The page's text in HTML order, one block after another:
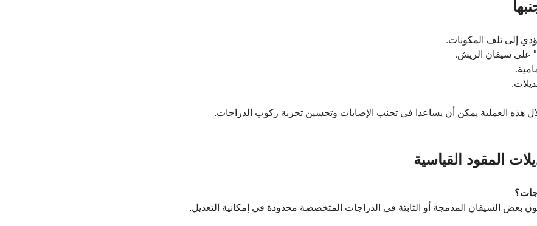
إلى تلف المكونات.
على سيقان الريش.
خلال هذه العملية يمكن أن يساعدا في تجنب الإصابات وتحسين تجربة ركوب الدراجات.
المقود القياسية
بعض السيقان المدمجة أو الثابتة في الدراجات المتخصصة محدودة في إمكانية التعديل.